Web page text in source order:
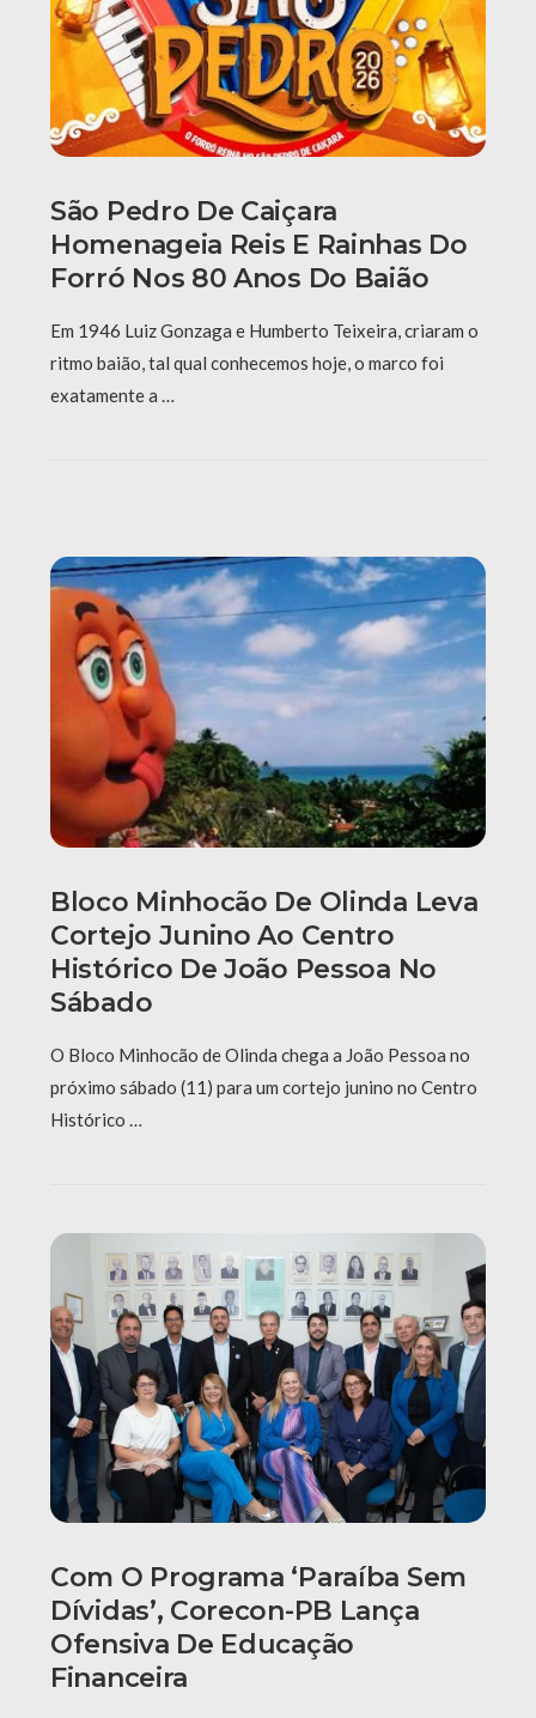
São Pedro De Caiçara
Homenageia Reis E Rainhas Do
Forró Nos 80 Anos Do Baião
Em 1946 Luiz Gonzaga e Humberto Teixeira, criaram o
ritmo baião, tal qual conhecemos hoje, o marco foi
exatamente a …
Bloco Minhocão De Olinda Leva
Cortejo Junino Ao Centro
Histórico De João Pessoa No
Sábado
O Bloco Minhocão de Olinda chega a João Pessoa no
próximo sábado (11) para um cortejo junino no Centro
Histórico …
Com O Programa ‘Paraíba Sem
Dívidas’, Corecon-PB Lança
Ofensiva De Educação
Financeira